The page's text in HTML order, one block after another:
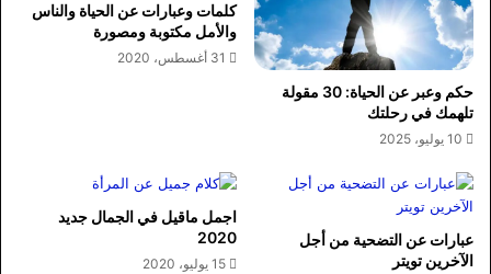
حكم وعبر عن الحياة: 30 مقولة
تلهمك في رحلتك
10 يوليو، 2025
كلمات وعبارات عن الحياة والناس
والأمل مكتوبة ومصورة
31 أغسطس، 2020
عبارات عن التضحية من أجل
الآخرين تويتر
اجمل ماقيل في الجمال جديد
2020
15 يوليو، 2020